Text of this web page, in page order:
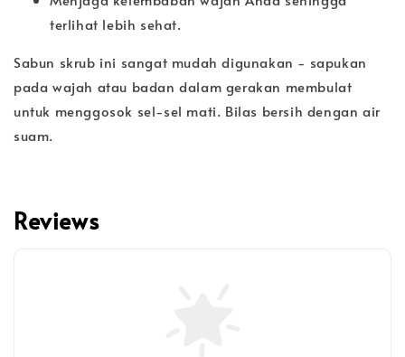
terlihat lebih sehat.
Sabun skrub ini sangat mudah digunakan - sapukan
pada wajah atau badan dalam gerakan membulat
untuk menggosok sel-sel mati. Bilas bersih dengan air
suam.
Reviews